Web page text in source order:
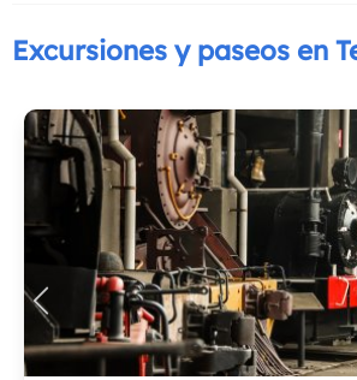
Excursiones y paseos en